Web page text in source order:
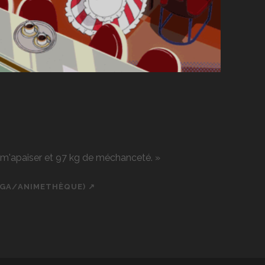
et 97 kg de méchanceté. »
ANIMETHÈQUE) ↗